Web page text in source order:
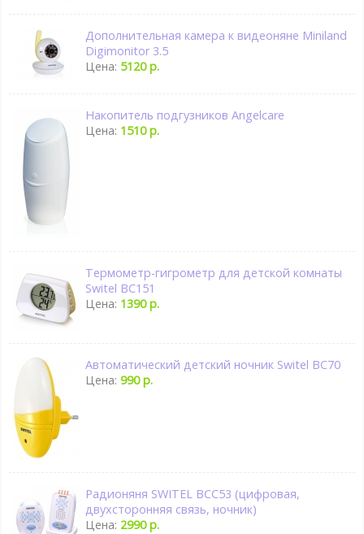
Дополнительная камера к видеоняне Miniland
Digimonitor 3.5
Цена: 5120 р.
Накопитель подгузников Angelcare
Цена: 1510 р.
Термометр-гигрометр для детской комнаты
Switel BC151
Цена: 1390 р.
Автоматический детский ночник Switel BC70
Цена:990 р.
Радионяня SWITEL BCC53 (цифровая,
двухсторонняя связь, ночник)
Цена: 2990 р.